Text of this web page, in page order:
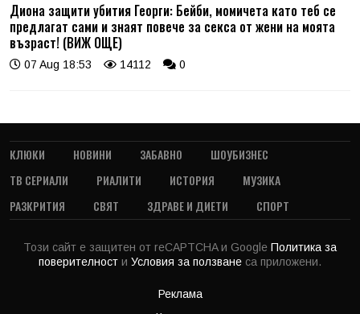
Диона защити убития Георги: Бейби, момичета като теб се
предлагат сами и знаят повече за секса от жени на моята
възраст! (ВИЖ ОЩЕ)
07 Aug 18:53 14112 0
КЛЮКИ НОВИНИ ЗАБАВНО
ШОУБИЗНЕС
ТВ СЕРИАЛИ
РИАЛИТИ ИСТОРИЯ
МУЗИКА
РАЗКРИТИЯ
СВЯТ ЗДРАВЕ И ДИЕТИ СПОРТ
Този сайт е защитен от reCAPTCHA и Google Политика за
поверителност и Условия за ползване са приложени.
Реклама